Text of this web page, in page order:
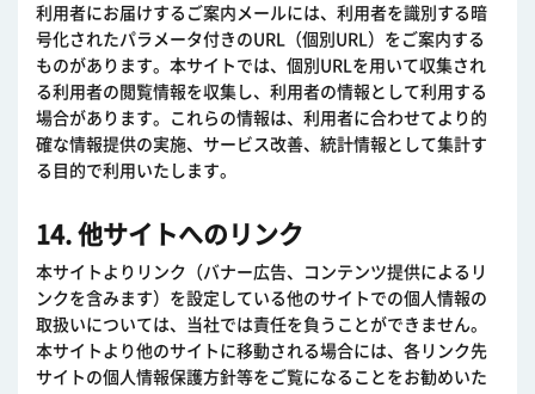
利用者にお届けするご案内メールには、利用者を識別する暗
号化されたパラメータ付きのURL（個別URL）をご案内する
ものがあります。本サイトでは、個別URLを用いて収集され
る利用者の閲覧情報を収集し、利用者の情報として利用する
場合があります。これらの情報は、利用者に合わせてより的
確な情報提供の実施、サービス改善、統計情報として集計す
る目的で利用いたします。
14. 他サイトへのリンク
本サイトよりリンク（バナー広告、コンテンツ提供によるリ
ンクを含みます）を設定している他のサイトでの個人情報の
取扱いについては、当社では責任を負うことができません。
本サイトより他のサイトに移動される場合には、各リンク先
サイトの個人情報保護方針等をご覧になることをお勧めいた